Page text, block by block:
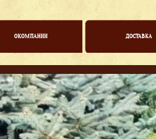
ОКОМПАНИИ ДОСТАВКА